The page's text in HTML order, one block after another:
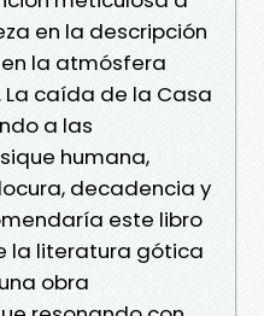
en la descripción
la atmósfera
caída de la Casa
a las
humana,
decadencia y
este libro
la literatura gótica
obra